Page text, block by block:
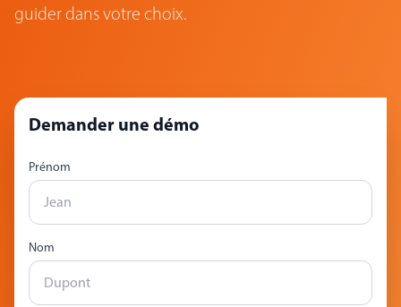
guider dans votre choix.
Demander une démo
Prénom
Nom